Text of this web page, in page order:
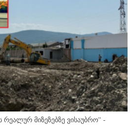
რეალურ მიზეზებზე ვისაუბრო'' -